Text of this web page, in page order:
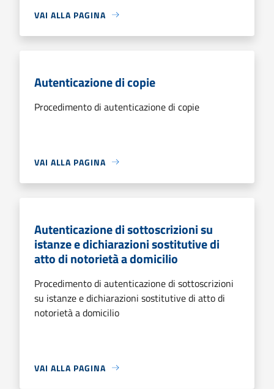
VAI ALLA PAGINA
Autenticazione di copie
Procedimento di autenticazione di copie
VAI ALLA PAGINA
Autenticazione di sottoscrizioni su
istanze e dichiarazioni sostitutive di
atto di notorietà a domicilio
Procedimento di autenticazione di sottoscrizioni
su istanze e dichiarazioni sostitutive di atto di
notorietà a domicilio
VAI ALLA PAGINA